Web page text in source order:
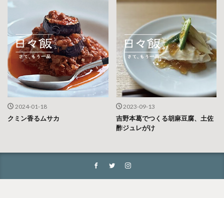
2024-01-18
クミン香るムサカ
2023-09-13
吉野本葛でつくる胡麻豆腐、土佐
酢ジュレがけ